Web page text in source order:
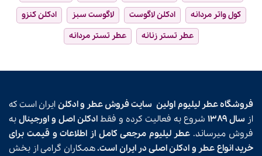
کول واتر مردانه
ادکلن لاگوست لاگوست سبز
ادکلن کنزو
عطر تستر زنانه
عطر تستر مردانه
فروشگاه عطر لیلیوم اولین سایت فروش عطر و ادکلن ایران است که
از سال ۱۳۸۹ شروع به فعالیت کرده و فقط ادکلن اصل و اورجینال به
فروش میرساند. عطر لیلیوم مرجعی کامل از اطلاعات و قیمت برای
خرید انواع عطر و ادکلن اصلی در ایران است.همکاران گرامی از بخش